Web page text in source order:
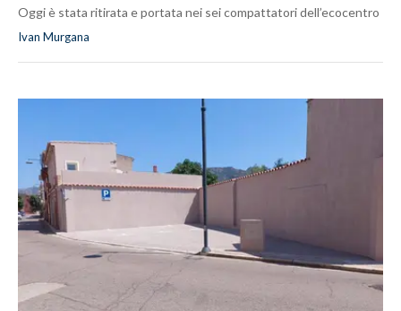
Oggi è stata ritirata e portata nei sei compattatori dell’ecocentro
Ivan Murgana